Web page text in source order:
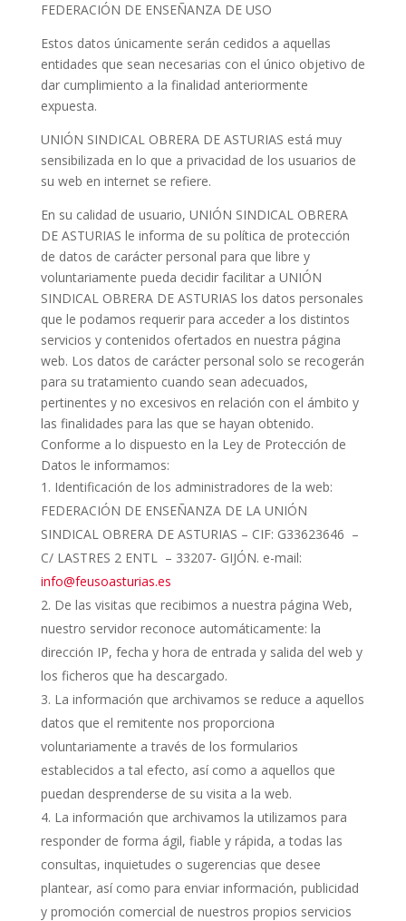
FEDERACIÓN DE ENSEÑANZA DE USO
Estos datos únicamente serán cedidos a aquellas
entidades que sean necesarias con el único objetivo de
dar cumplimiento a la finalidad anteriormente
expuesta.
UNIÓN SINDICAL OBRERA DE ASTURIAS está muy
sensibilizada en lo que a privacidad de los usuarios de
su web en internet se refiere.
En su calidad de usuario, UNIÓN SINDICAL OBRERA
DE ASTURIAS le informa de su política de protección
de datos de carácter personal para que libre y
voluntariamente pueda decidir facilitar a UNIÓN
SINDICAL OBRERA DE ASTURIAS los datos personales
que le podamos requerir para acceder a los distintos
servicios y contenidos ofertados en nuestra página
web. Los datos de carácter personal solo se recogerán
para su tratamiento cuando sean adecuados,
pertinentes y no excesivos en relación con el ámbito y
las finalidades para las que se hayan obtenido.
Conforme a lo dispuesto en la Ley de Protección de
Datos le informamos:
Identificación de los administradores de la web:
FEDERACIÓN DE ENSEÑANZA DE LA UNIÓN
SINDICAL OBRERA DE ASTURIAS – CIF: G33623646 –
C/ LASTRES 2 ENTL – 33207- GIJÓN. e-mail:
info@feusoasturias.es
De las visitas que recibimos a nuestra página Web,
nuestro servidor reconoce automáticamente: la
dirección IP, fecha y hora de entrada y salida del web y
los ficheros que ha descargado.
La información que archivamos se reduce a aquellos
datos que el remitente nos proporciona
voluntariamente a través de los formularios
establecidos a tal efecto, así como a aquellos que
puedan desprenderse de su visita a la web.
La información que archivamos la utilizamos para
responder de forma ágil, fiable y rápida, a todas las
consultas, inquietudes o sugerencias que desee
plantear, así como para enviar información, publicidad
y promoción comercial de nuestros propios servicios